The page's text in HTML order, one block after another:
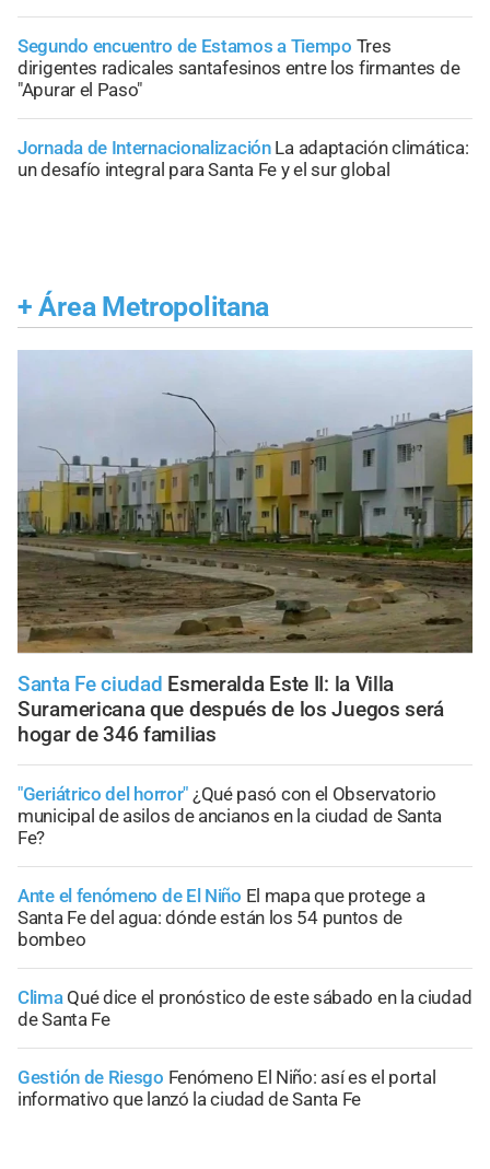
Segundo encuentro de Estamos a Tiempo Tres
dirigentes radicales santafesinos entre los firmantes de
"Apurar el Paso"
Jornada de Internacionalización La adaptación climática:
un desafío integral para Santa Fe y el sur global
+ Área Metropolitana
Santa Fe ciudad Esmeralda Este II: la Villa
Suramericana que después de los Juegos será
hogar de 346 familias
"Geriátrico del horror" ¿Qué pasó con el Observatorio
municipal de asilos de ancianos en la ciudad de Santa
Fe?
Ante el fenómeno de El Niño El mapa que protege a
Santa Fe del agua: dónde están los 54 puntos de
bombeo
Clima Qué dice el pronóstico de este sábado en la ciudad
de Santa Fe
Gestión de Riesgo Fenómeno El Niño: así es el portal
informativo que lanzó la ciudad de Santa Fe